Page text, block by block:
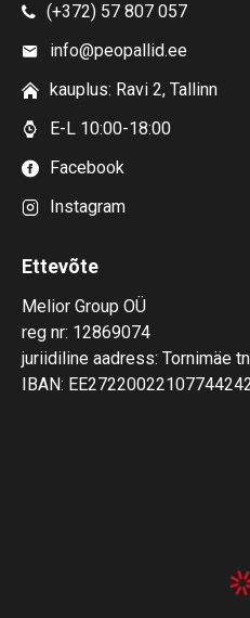
(+372) 57 807 057
info@peopallid.ee
kauplus: Ravi 2, Tallinn
E-L 10:00-18:00
Facebook
Instagram
Ettevõte
Melior Group OÜ
reg nr: 12869074
juriidiline aadress: Tornimäe
IBAN: